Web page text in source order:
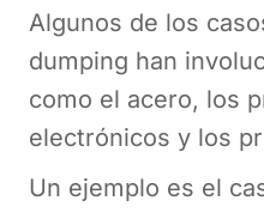
Algunos de los
dumping han
como el acero, los
electrónicos y los
Un ejemplo es el